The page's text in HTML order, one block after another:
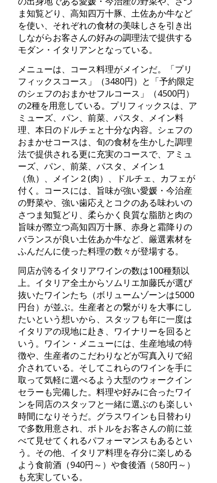
ま知覧どり、高知四万十豚、土佐あか牛など
を使い、それぞれの食材の美味しさを引き出
しながらお客さんの好みの調理法で提供する
モダン・イタリアンとなっている。
メニューは、コース料理がメインだ。「プリ
フィックスコース」（3480円）と「予約限定
のシェフのおまかせフルコース」（4500円）
の2種を用意している。プリフィックスは、ア
ミューズ、パン、前菜、パスタ、メイン料
理、本日のドルチェと十分な内容。シェフの
おまかせコースは、旬の食材を生かした調理
法で提供される更に充実のコースで、アミュ
ーズ、パン、前菜、パスタ、メイン１
（魚）、メイン２(肉）、ドルチェ、カフェが
付く。コースには、旨味が強い愛媛・今治産
の野菜や、強い歯応えとコクのある味わいの
さつま知覧どり、柔らかく良質な脂肪と肉の
旨味が際立つ高知四万十豚、赤身と霜降りの
バランスが良い土佐あか牛など、厳選素材を
ふんだんに使った料理の数々が登場する。
同店が誇るイタリアワインの数は100種類以
上。イタリア全土からソムリエ加藤氏が選び
抜いたワインたち（ボリュームゾーンは5000
円台）が並ぶ。生産者との繋がりを大事にし
たいという想いから、スタッフも年に一度は
イタリアの現地に赴き、ワイナリーを回ると
いう。ワイン・メニューには、生産地域の特
徴や、生産者のこだわりなどが写真入りで紹
介されている。そしてこれらのワインを手に
取って気軽に選べるよう大型のウォークイン
セラーも完備した。料理や好みに合ったワイ
ンを同店のスタッフと一緒に選ぶのも楽しい
時間になりそうだ。グラスワインも日替わり
で多数用意され、ボトルをお客さんの前に並
べて見せてくれるパフォーマンスもあるとい
う。その他、イタリア料理を存分に楽しめる
よう食前酒（940円～）や食後酒（580円～）
も充実している。